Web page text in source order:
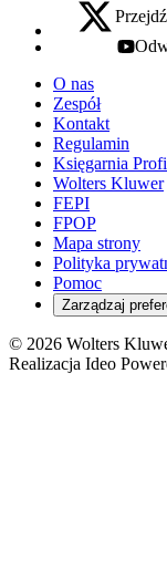
x - otwiera się
youtube
O nas
Zespół
Kontakt
Regulamin
Księgarnia
Wolters Kluwer
FEPI
FPOP
Mapa strony
Polityka
Pomoc
Zarządzaj
© 2026 Wolters
Realizacja Ideo